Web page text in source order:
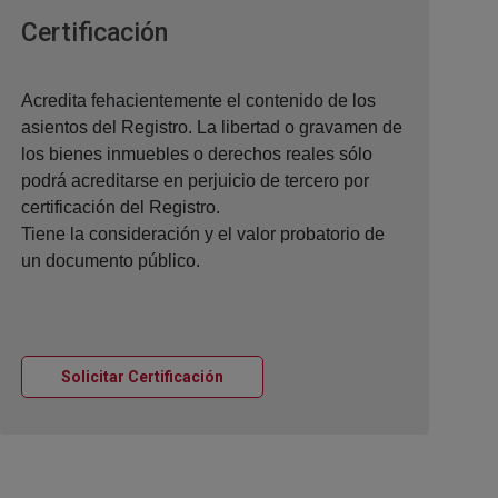
Certificación
Acredita fehacientemente el contenido de los
asientos del Registro. La libertad o gravamen de
los bienes inmuebles o derechos reales sólo
podrá acreditarse en perjuicio de tercero por
certificación del Registro.
Tiene la consideración y el valor probatorio de
un documento público.
Solicitar Certificación